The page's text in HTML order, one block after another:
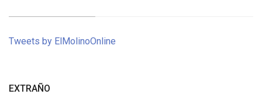
Tweets by ElMolinoOnline
EXTRAÑO